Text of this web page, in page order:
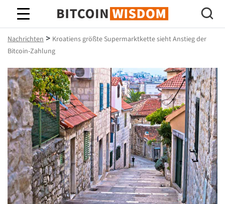
Bitcoin-Weisheit
Nachrichten > Kroatiens größte Supermarktkette sieht Anstieg der
Bitcoin-Zahlung